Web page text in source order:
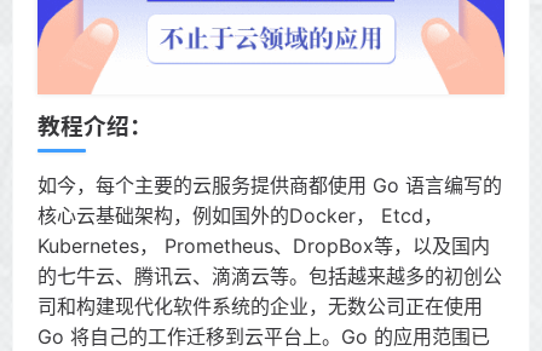
教程介绍：
如今，每个主要的云服务提供商都使用 Go 语言编写的
核心云基础架构，例如国外的Docker， Etcd，
Kubernetes， Prometheus、DropBox等，以及国内
的七牛云、腾讯云、滴滴云等。包括越来越多的初创公
司和构建现代化软件系统的企业，无数公司正在使用
Go 将自己的工作迁移到云平台上。Go 的应用范围已